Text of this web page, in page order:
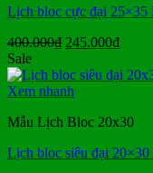
Lịch bloc cực đại 25×35
400.000₫ Giá
là:
400.000₫.
245.000₫Giá
tại
Sale
Xem nhanh
Mẫu Lịch Bloc 20x30
Lịch bloc siêu đại